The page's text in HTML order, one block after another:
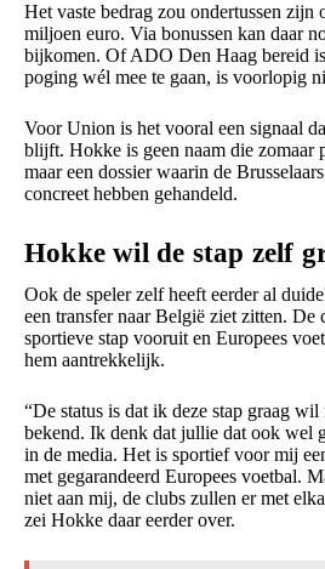
Het vaste bedrag zou ondertussen zijn
miljoen euro. Via bonussen kan daar
bijkomen. Of ADO Den Haag bereid
poging wél mee te gaan, is voorlopig
Voor Union is het vooral een signaal
blijft. Hokke is geen naam die zomaar
maar een dossier waarin de
concreet hebben gehandeld.
Hokke wil de stap zelf
Ook de speler zelf heeft eerder al
een transfer naar België ziet zitten. De
sportieve stap vooruit en Europees
hem aantrekkelijk.
“De status is dat ik deze stap graag
bekend. Ik denk dat jullie dat ook wel
in de media. Het is sportief voor mij
met gegarandeerd Europees voetbal.
niet aan mij, de clubs zullen er met
zei Hokke daar eerder over.